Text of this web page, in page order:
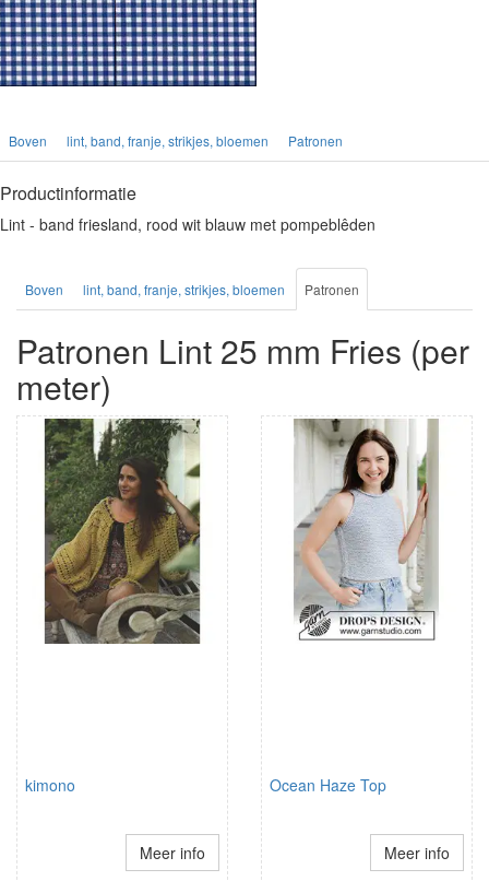
Boven lint, band, franje, strikjes, bloemen Patronen
Productinformatie
Lint - band friesland, rood wit blauw met pompeblêden
Boven lint, band, franje, strikjes, bloemen Patronen
Patronen Lint 25 mm Fries (per
meter)
kimono
Meer info
Ocean Haze Top
Meer info